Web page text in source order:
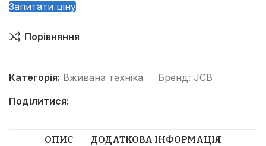
Запитати ціну
Порівняння
Категорія: Вживана техніка Бренд: JCB
Поділитися:
ОПИС ДОДАТКОВА ІНФОРМАЦІЯ